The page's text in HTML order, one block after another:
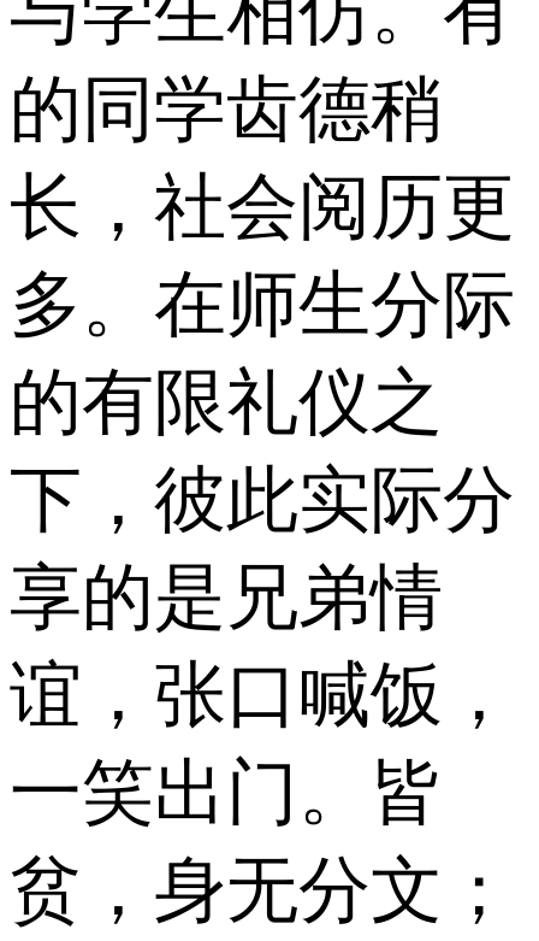
的同学齿德稍
长，社会阅历更
多。在师生分际
的有限礼仪之
下，彼此实际分
享的是兄弟情
谊，张口喊饭，
一笑出门。皆
贫，身无分文；